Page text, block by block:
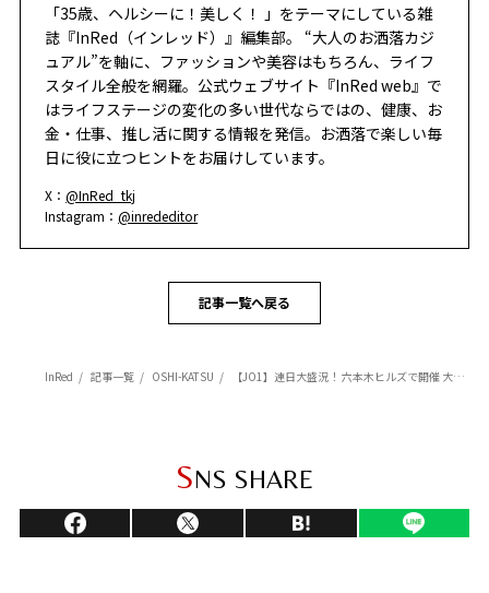
「35歳、ヘルシーに！美しく！ 」をテーマにしている雑
誌『InRed（インレッド）』編集部。 “大人のお洒落カジ
ュアル”を軸に、ファッションや美容はもちろん、ライフ
スタイル全般を網羅。公式ウェブサイト『InRed web』で
はライフステージの変化の多い世代ならではの、健康、お
金・仕事、推し活に関する情報を発信。お洒落で楽しい毎
日に役に立つヒントをお届けしています。
X：@InRed_tkj
Instagram：@inrededitor
記事一覧へ戻る
InRed 記事一覧 OSHI-KATSU 【JO1】連日大盛況！ 六本木ヒルズで開催 大型展覧会「JO1 Exhibition “JO1 in Wonderland!”」メンバー体験レポート
SNS SHARE